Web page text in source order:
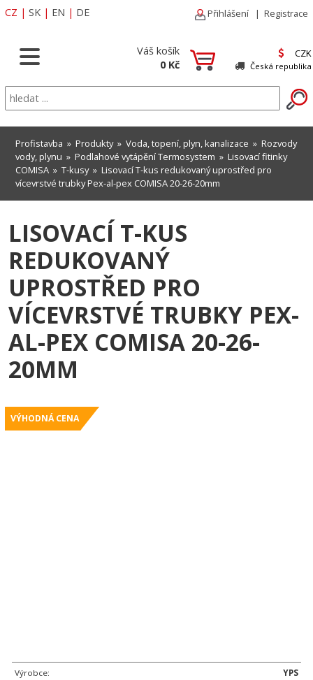
CZ | SK | EN | DE Přihlášení | Registrace
Váš košík
0 Kč
CZK
Česká republika
Profistavba » Produkty» Voda, topení, plyn, kanalizace » Rozvody
vody, plynu » Podlahové vytápění Termosystem » Lisovací fitinky
COMISA » T-kusy» Lisovací T-kus redukovaný uprostřed pro
vícevrstvé trubky Pex-al-pex COMISA 20-26-20mm
LISOVACÍ T-KUS
REDUKOVANÝ
UPROSTŘED PRO
VÍCEVRSTVÉ TRUBKY PEX-
AL-PEX COMISA 20-26-
20MM
VÝHODNÁ CENA
Výrobce:
YPS